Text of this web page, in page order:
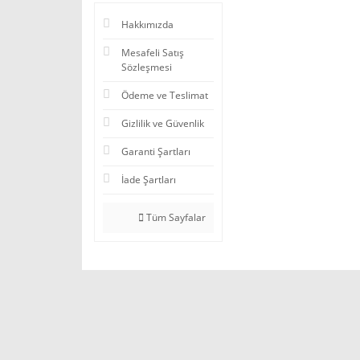
Hakkımızda
Mesafeli Satış
Sözleşmesi
Ödeme ve Teslimat
Gizlilik ve Güvenlik
Garanti Şartları
İade Şartları
Tüm Sayfalar